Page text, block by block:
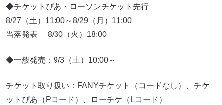
◆チケットぴあ・ローソンチケット先行
8/27（土）11:00～8/29（月）11:00
当落発表 8/30（火）18:00
◆一般発売：9/3（土）10:00～
チケット取り扱い：FANYチケット（コードなし）、チケ
ットぴあ（Pコード）、ローチケ（Lコード）